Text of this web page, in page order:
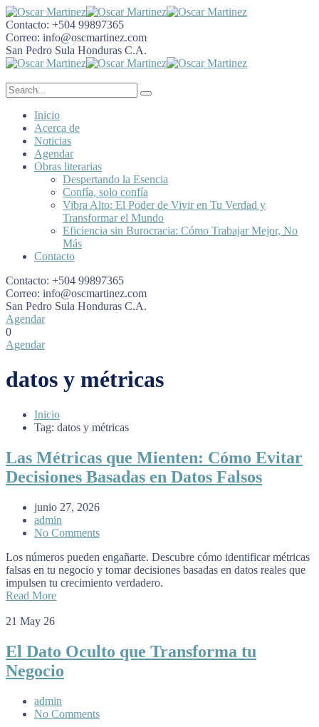
Contacto: +504 99897365
Correo: info@oscmartinez.com
San Pedro Sula Honduras C.A.
Inicio
Acerca de
Noticias
Agendar
Obras literarias
Despertando la Esencia
Confía, solo confía
Vibra Alto: El Poder de Vivir en Tu Verdad y
Transformar el Mundo
Eficiencia sin Burocracia: Cómo Trabajar Mejor, No
Más
Contacto
Contacto: +504 99897365
Correo: info@oscmartinez.com
San Pedro Sula Honduras C.A.
Agendar
0
Agendar
datos y métricas
Inicio
Tag: datos y métricas
Las Métricas que Mienten: Cómo Evitar
Decisiones Basadas en Datos Falsos
junio 27, 2026
admin
No Comments
Los números pueden engañarte. Descubre cómo identificar métricas
falsas en tu negocio y tomar decisiones basadas en datos reales que
impulsen tu crecimiento verdadero.
Read More
21 May 26
El Dato Oculto que Transforma tu
Negocio
admin
No Comments